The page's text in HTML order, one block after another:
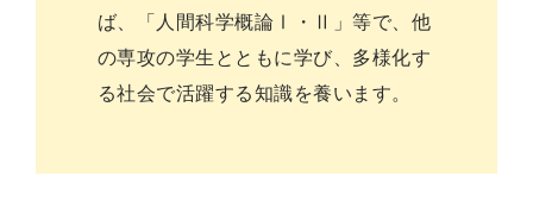
ば、「人間科学概論Ⅰ・Ⅱ」等で、他
の専攻の学生とともに学び、多様化す
る社会で活躍する知識を養います。